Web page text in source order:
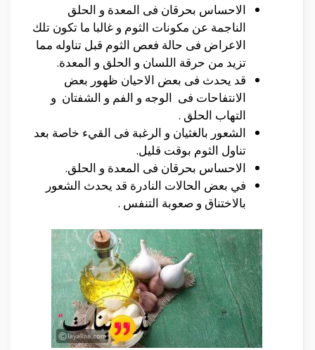
الاحساس بحرقان فى المعدة و الحلق
الناجمة عن مكونات الثوم و غالبا ما تكون تلك
الاعراض فى حالة فعص الثوم قبل تناوله مما
تزيد من حرقة اللسان و الحلق و المعدة.
قد يحدث فى بعض الاحيان ظهور بعض
الانتفاحات فى الوجه و الفم و الشفتان و
التهاب الحلق .
الشعور بالغثيان و الرغبة فى القيء خاصة بعد
تناول الثوم بوقت قليل.
الاحساس بحرقان فى المعدة و الحلق.
في بعض الحالات النادرة قد يحدث الشعور
بالاختناق و صعوبة التنفس .